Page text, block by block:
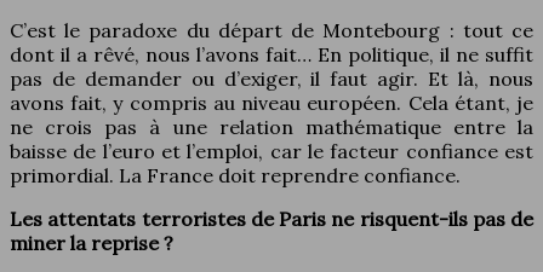
C’est le paradoxe du départ de Montebourg : tout ce
dont il a rêvé, nous l’avons fait… En politique, il ne suffit
pas de demander ou d’exiger, il faut agir. Et là, nous
avons fait, y compris au niveau européen. Cela étant, je
ne crois pas à une relation mathématique entre la
baisse de l’euro et l’emploi, car le facteur confiance est
primordial. La France doit reprendre confiance.
Les attentats terroristes de Paris ne risquent-ils pas de
miner la reprise ?